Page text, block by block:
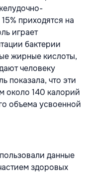
приходятся на
играет
бактерии
жирные кислоты,
человеку
показала, что эти
около 140 калорий
объема усвоенной
данные
здоровых